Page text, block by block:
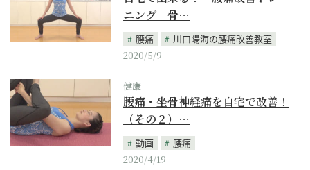
ニング 骨…
腰痛
川口陽海の腰痛改善教室
2020/5/9
健康
腰痛・坐骨神経痛を自宅で改善！
（その２）…
動画
腰痛
2020/4/19